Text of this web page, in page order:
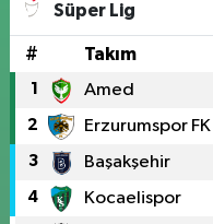
Süper Lig
# Takım
1 Amed
2 Erzurumspor FK
3 Başakşehir
4 Kocaelispor